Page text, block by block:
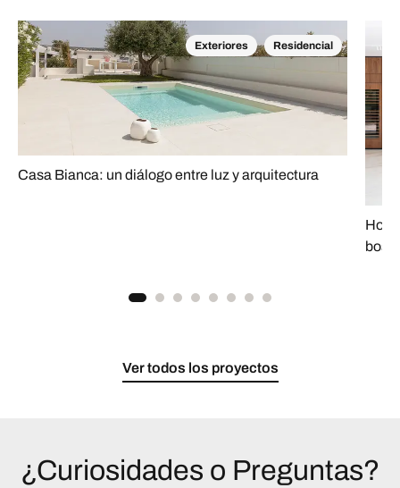
Exteriores Residencial
Casa Bianca: un diálogo entre luz y arquitectura
Ver todos los proyectos
¿Curiosidades o Preguntas?